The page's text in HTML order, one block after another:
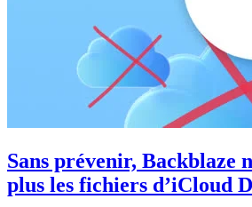
Sans prévenir, Backblaze
plus les fichiers d’iCloud